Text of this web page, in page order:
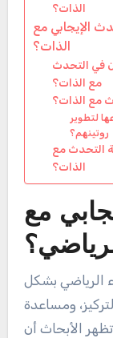
الذات؟
الإيجابي مع
الذات؟
في التحدث
مع الذات؟
مع الذات؟
لتطوير
روتينهم؟
التحدث مع
الذات؟
مع
الرياضي بشكل
ومساعدة
الأبحاث أن